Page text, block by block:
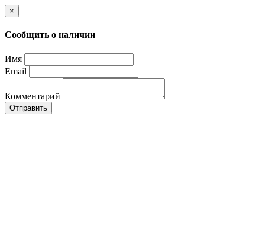
×
Сообщить о наличии
Имя
Email
Комментарий
Отправить